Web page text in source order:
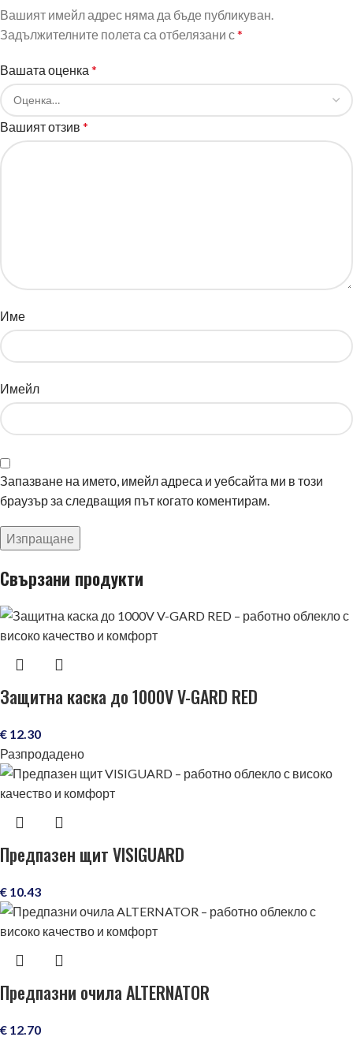
Вашият имейл адрес няма да бъде публикуван.
Задължителните полета са отбелязани с*
Вашата оценка *
Вашият отзив *
Име
Имейл
Запазване на името, имейл адреса и уебсайта ми в този
браузър за следващия път когато коментирам.
Свързани продукти
Защитна каска до 1000V V-GARD RED
€ 12.30
Разпродадено
Предпазен щит VISIGUARD
€ 10.43
Предпазни очила ALTERNATOR
€ 12.70